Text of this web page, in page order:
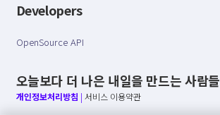
Developers
OpenSource API
오늘보다 더 나은 내일을 만드는 사람들
개인정보처리방침 | 서비스 이용약관